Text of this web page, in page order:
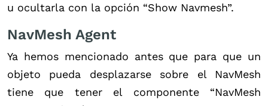
u ocultarla con la opción “Show Navmesh”.
NavMesh Agent
Ya hemos mencionado antes que para que un
objeto pueda desplazarse sobre el NavMesh
tiene que tener el componente “NavMesh